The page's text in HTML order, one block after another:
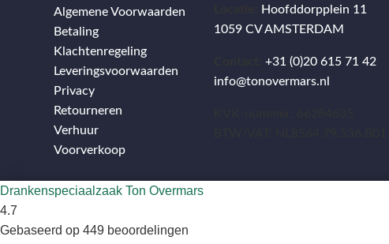
Algemene Voorwaarden
Betaling
Klachtenregeling
Leveringsvoorwaarden
Privacy
Retourneren
Verhuur
Voorverkoop
Hoofddorpplein 11
1059 CV AMSTERDAM
+31 (0)20 615 71 42
info@tonovermars.nl
Drankenspeciaalzaak Ton Overmars
4.7
Gebaseerd op 449 beoordelingen